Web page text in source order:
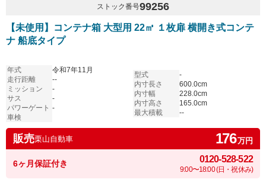
ストック番号99256
【未使用】コンテナ箱 大型用 22㎥ １枚扉 横開き式コンテ
ナ 船底タイプ
年式
令和7年11月
走行距離
--
ミッション
-
サス
-
パワーゲート -
車検
型式
-
内寸長さ
600.0cm
内寸幅
228.0cm
内寸高さ
165.0cm
最大積載
--
販売栗山自動車 176万円
6ヶ月保証付き 0120-528-522
9:00〜18:00 (日・祝休み)